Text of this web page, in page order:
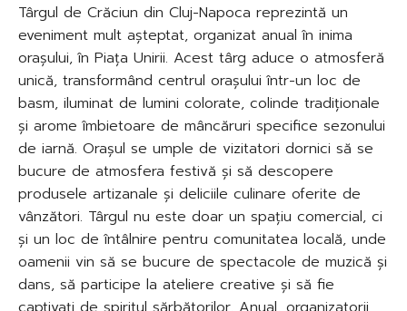
Târgul de Crăciun din Cluj-Napoca reprezintă un
eveniment mult așteptat, organizat anual în inima
orașului, în Piața Unirii. Acest târg aduce o atmosferă
unică, transformând centrul orașului într-un loc de
basm, iluminat de lumini colorate, colinde tradiționale
și arome îmbietoare de mâncăruri specifice sezonului
de iarnă. Orașul se umple de vizitatori dornici să se
bucure de atmosfera festivă și să descopere
produsele artizanale și deliciile culinare oferite de
vânzători. Târgul nu este doar un spațiu comercial, ci
și un loc de întâlnire pentru comunitatea locală, unde
oamenii vin să se bucure de spectacole de muzică și
dans, să participe la ateliere creative și să fie